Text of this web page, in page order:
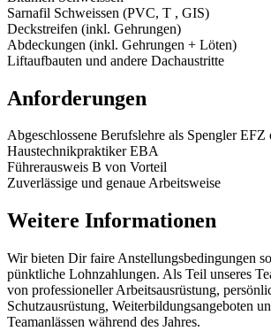
Sarnafil Schweissen (PVC, T , GIS)
Deckstreifen (inkl. Gehrungen)
Abdeckungen (inkl. Gehrungen + Löten)
Liftaufbauten und andere Dachaustritte
Anforderungen
Abgeschlossene Berufslehre als Spengler EFZ
Haustechnikpraktiker EBA
Führerausweis B von Vorteil
Zuverlässige und genaue Arbeitsweise
Weitere Informationen
Wir bieten Dir faire Anstellungsbedingungen
pünktliche Lohnzahlungen. Als Teil unseres
von professioneller Arbeitsausrüstung,
Schutzausrüstung, Weiterbildungsangeboten
Teamanlässen während des Jahres.